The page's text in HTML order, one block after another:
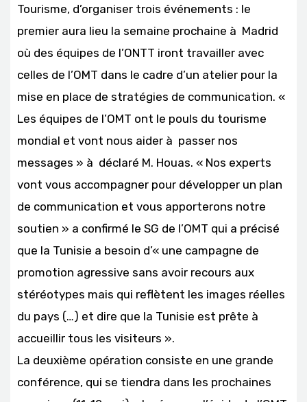
Tourisme, d’organiser trois événements : le
premier aura lieu la semaine prochaine à Madrid
où des équipes de l’ONTT iront travailler avec
celles de l’OMT dans le cadre d’un atelier pour la
mise en place de stratégies de communication. «
Les équipes de l’OMT ont le pouls du tourisme
mondial et vont nous aider à passer nos
messages » à déclaré M. Houas. « Nos experts
vont vous accompagner pour développer un plan
de communication et vous apporterons notre
soutien » a confirmé le SG de l’OMT qui a précisé
que la Tunisie a besoin d’« une campagne de
promotion agressive sans avoir recours aux
stéréotypes mais qui reflètent les images réelles
du pays (…) et dire que la Tunisie est prête à
accueillir tous les visiteurs ».
La deuxième opération consiste en une grande
conférence, qui se tiendra dans les prochaines